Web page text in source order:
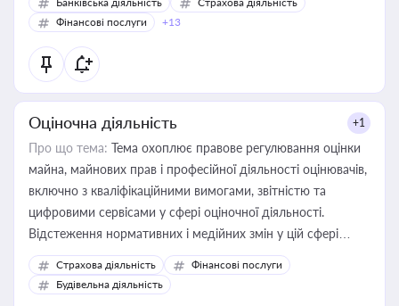
Фінансові послуги
+13
Оціночна діяльність +1
Про що тема: Тема охоплює правове регулювання оцінки
майна, майнових прав і професійної діяльності оцінювачів,
включно з кваліфікаційними вимогами, звітністю та
цифровими сервісами у сфері оціночної діяльності.
Відстеження нормативних і медійних змін у цій сфері
корисне для власника бізнесу, керівника, юриста або
бухгалтера під час оподаткування, приватизації, оренди
державного майна, корпоративних угод і перевірки
Страхова діяльність
Фінансові послуги
Будівельна діяльність